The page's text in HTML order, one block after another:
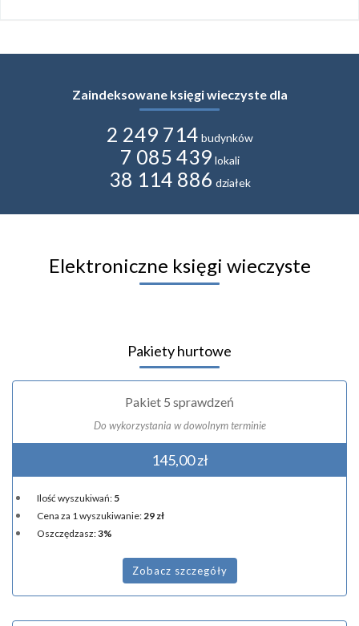
Zaindeksowane księgi wieczyste dla
2 249 714 budynków
7 085 439 lokali
38 114 886 działek
Elektroniczne księgi wieczyste
Pakiety hurtowe
Pakiet 5 sprawdzeń
Do wykorzystania w dowolnym terminie
145,00 zł
Ilość wyszukiwań: 5
Cena za 1 wyszukiwanie:29 zł
Oszczędzasz:3%
Zobacz szczegóły